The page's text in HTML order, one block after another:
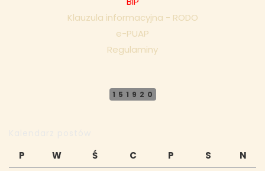
Klauzula informacyjna - RODO
e-PUAP
Regulaminy
151920
P W Ś C P S
N